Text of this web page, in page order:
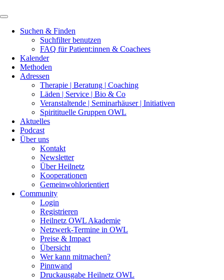
Suchen & Finden
Suchfilter benutzen
FAQ für Patient:innen & Coachees
Kalender
Methoden
Adressen
Therapie | Beratung | Coaching
Läden | Service | Bio & Co
Veranstaltende | Seminarhäuser | Initiativen
Spiritituelle Gruppen OWL
Aktuelles
Podcast
Über uns
Kontakt
Newsletter
Über Heilnetz
Kooperationen
Gemeinwohlorientiert
Community
Login
Registrieren
Heilnetz OWL Akademie
Netzwerk-Termine in OWL
Preise & Impact
Übersicht
Wer kann mitmachen?
Pinnwand
Druckausgabe Heilnetz OWL